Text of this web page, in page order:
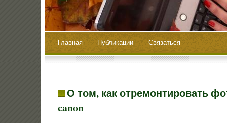
Главная Публикации Связаться
О том, как отремонтировать
canon